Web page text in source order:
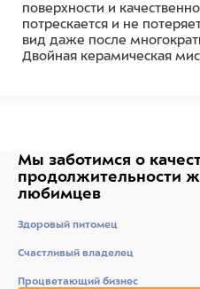
поверхности и
потрескается и не
вид даже после
Двойная керамическая
Керамика
Мы заботимся о
продолжительности
любимцев
Здоровый питомец
Счастливый владелец
Процветающий бизнес